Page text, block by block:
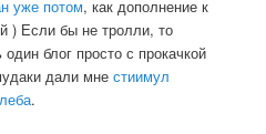
уже потом, как дополнение к
) Если бы не тролли, то
блог просто с прокачкой
дали мнестиимул
.